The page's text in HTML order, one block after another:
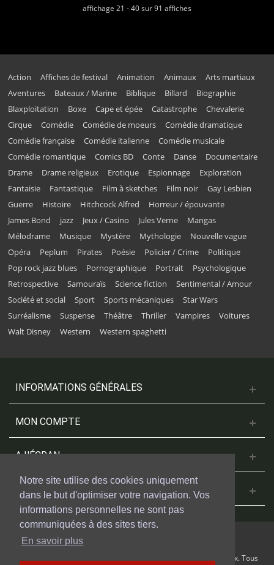
Notre site utilise des cookies uniquement
dans le but d'optimiser votre navigation. Vos
informations personnelles ne sont pas
communiquées à des sites tiers.
En savoir plus
affichage 21 - 40 sur 91 affiches
Action Affiches de festival Animation Animaux
Arts martiaux
Aventures
Bateaux / Marine Biblique Billard
Biographie
Blaxploitation
Boxe Cape et épée Catastrophe
Chevalerie
Cirque
Comédie Comédie de moeurs
Comédie dramatique
Comédie française
Comédie italienne
Comédie musicale
Comédie romantique
Comics BD Conte Danse
Documentaire
Drame
Drame religieux Erotique Espionnage
Exploration
Fantaisie
Fantastique Film à sketches Film noir
Gay Lesbien
Guerre
Histoire Hitchcock Alfred
Horreur / épouvante
James Bond
jazz Jeux / Casino Jules Verne
Mangas
Mélodrame
Musique Mystère Mythologie
Nouvelle vague
Opéra
Peplum Pirates Poésie Policier / Crime
Politique
Pop rock jazz blues
Pornographique Portrait
Psychologique
Retrospective
Samouraïs Science fiction
Sentimental / Amour
Société et social
Sport Sports mécaniques
Star Wars
Surréalisme
Suspense Théâtre Thriller Vampires
Voitures
Walt Disney
Western Western spaghetti
INFORMATIONS GÉNÉRALES
MON COMPTE
A L'ÉCRAN
NOUS CONTACTER
© 2018 Cinesud Affiches réalisé avec Presta Shop™ par Weblogix. Tous